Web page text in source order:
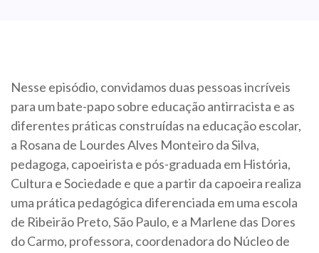
Nesse episódio, convidamos duas pessoas incríveis
para um bate-papo sobre educação antirracista e as
diferentes práticas construídas na educação escolar,
a Rosana de Lourdes Alves Monteiro da Silva,
pedagoga, capoeirista e pós-graduada em História,
Cultura e Sociedade e que a partir da capoeira realiza
uma prática pedagógica diferenciada em uma escola
de Ribeirão Preto, São Paulo, e a Marlene das Dores
do Carmo, professora, coordenadora do Núcleo de